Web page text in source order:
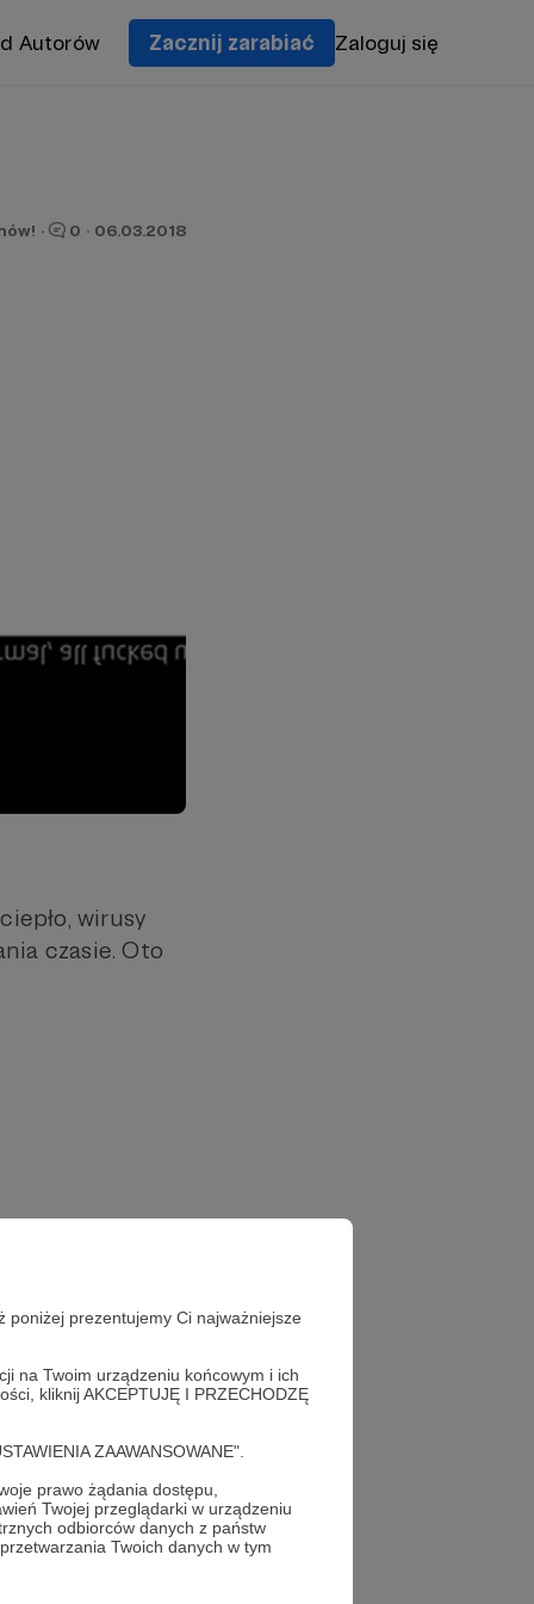
poniżej prezentujemy Ci najważniejsze
na Twoim urządzeniu końcowym i ich
kliknij AKCEPTUJĘ I PRZECHODZĘ
ZAAWANSOWANE".
prawo żądania dostępu,
Twojej przeglądarki w urządzeniu
odbiorców danych z państw
Twoich danych w tym
Autorów Zacznij zarabiać Zaloguj się
· 0 · 06.03.2018
wirusy
czasie. Oto
profil autora